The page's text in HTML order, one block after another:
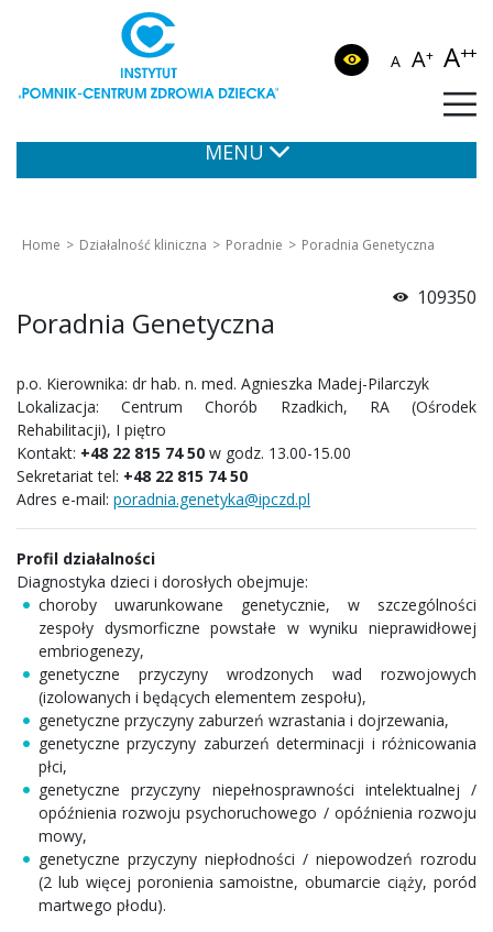
A A+ A++
MENU
Home Działalność kliniczna Poradnie Poradnia Genetyczna
109350
Poradnia Genetyczna
p.o. Kierownika: dr hab. n. med. Agnieszka Madej-Pilarczyk
Lokalizacja: Centrum Chorób Rzadkich, RA (Ośrodek
Rehabilitacji), I piętro
Kontakt: +48 22 815 74 50 w godz. 13.00-15.00
Sekretariat tel: +48 22 815 74 50
Adres e-mail: poradnia.genetyka@ipczd.pl
Profil działalności
Diagnostyka dzieci i dorosłych obejmuje:
choroby uwarunkowane genetycznie, w szczególności
zespoły dysmorficzne powstałe w wyniku nieprawidłowej
embriogenezy,
genetyczne przyczyny wrodzonych wad rozwojowych
(izolowanych i będących elementem zespołu),
genetyczne przyczyny zaburzeń wzrastania i dojrzewania,
genetyczne przyczyny zaburzeń determinacji i różnicowania
płci,
genetyczne przyczyny niepełnosprawności intelektualnej /
opóźnienia rozwoju psychoruchowego / opóźnienia rozwoju
mowy,
genetyczne przyczyny niepłodności / niepowodzeń rozrodu
(2 lub więcej poronienia samoistne, obumarcie ciąży, poród
martwego płodu).